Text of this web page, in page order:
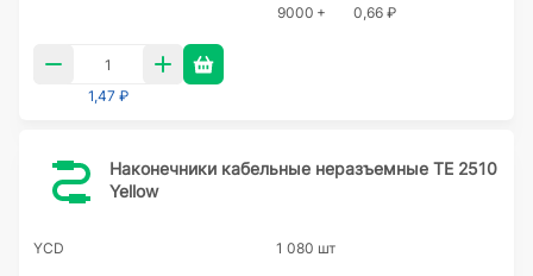
9000 +
0,66 ₽
1,47 ₽
Наконечники кабельные неразъемные TE 2510
Yellow
YCD 1 080 шт